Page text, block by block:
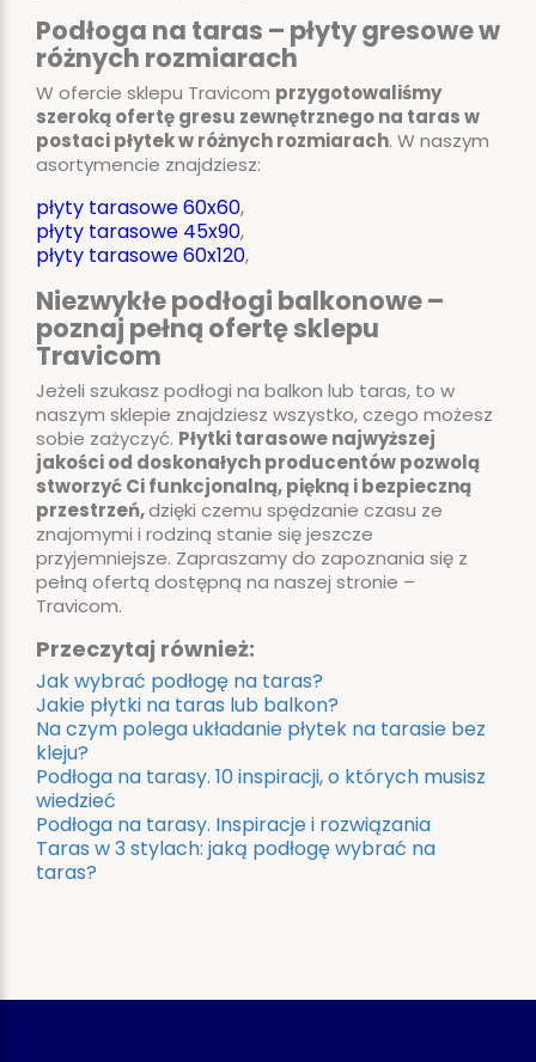
Podłoga na taras – płyty gresowe w
różnych rozmiarach
W ofercie sklepu Travicom przygotowaliśmy
szeroką ofertę gresu zewnętrznego na taras w
postaci płytek w różnych rozmiarach. W naszym
asortymencie znajdziesz:
płyty tarasowe 60x60,
płyty tarasowe 45x90,
płyty tarasowe 60x120,
Niezwykłe podłogi balkonowe –
poznaj pełną ofertę sklepu
Travicom
Jeżeli szukasz podłogi na balkon lub taras, to w
naszym sklepie znajdziesz wszystko, czego możesz
sobie zażyczyć. Płytki tarasowe najwyższej
jakości od doskonałych producentów pozwolą
stworzyć Ci funkcjonalną, piękną i bezpieczną
przestrzeń,dzięki czemu spędzanie czasu ze
znajomymi i rodziną stanie się jeszcze
przyjemniejsze. Zapraszamy do zapoznania się z
pełną ofertą dostępną na naszej stronie –
Travicom.
Przeczytaj również:
Jak wybrać podłogę na taras?
Jakie płytki na taras lub balkon?
Na czym polega układanie płytek na tarasie bez
kleju?
Podłoga na tarasy. 10 inspiracji, o których musisz
wiedzieć
Podłoga na tarasy. Inspiracje i rozwiązania
Taras w 3 stylach: jaką podłogę wybrać na
taras?